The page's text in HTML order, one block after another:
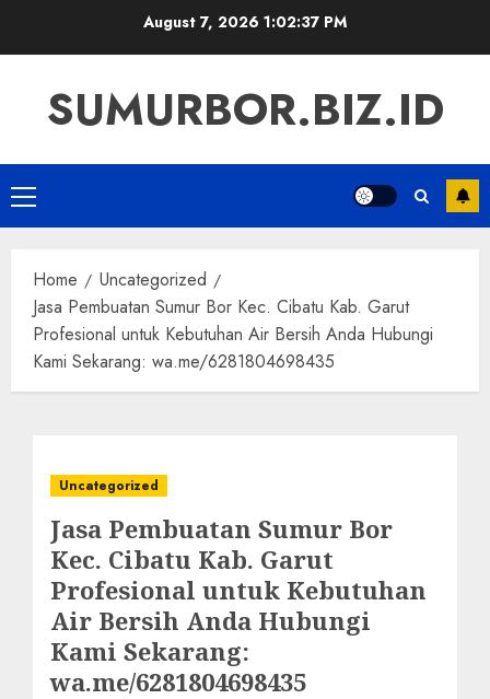
August 7, 2026 1:02:37 PM
SUMURBOR.BIZ.ID
Primary
Menu
Home
Uncategorized
Jasa Pembuatan Sumur Bor Kec. Cibatu Kab. Garut
Profesional untuk Kebutuhan Air Bersih Anda Hubungi
Kami Sekarang: wa.me/6281804698435
Uncategorized
Jasa Pembuatan Sumur Bor
Kec. Cibatu Kab. Garut
Profesional untuk Kebutuhan
Air Bersih Anda Hubungi
Kami Sekarang:
wa.me/6281804698435